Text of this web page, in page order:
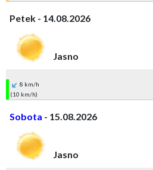
Petek - 14.08.2026
Jasno
8 km/h
(10 km/h)
Sobota - 15.08.2026
Jasno